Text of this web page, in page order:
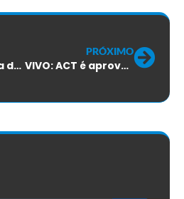
Após, muita luta da bancada sindical, Oi apresenta proposta para o Acordo Coletivo
PRÓXIMO
VIVO: ACT é aprovado com 62,6% dos votos